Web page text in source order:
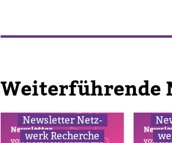
Wei­ter­füh­rende
News­letter Netz­
werk Recherche